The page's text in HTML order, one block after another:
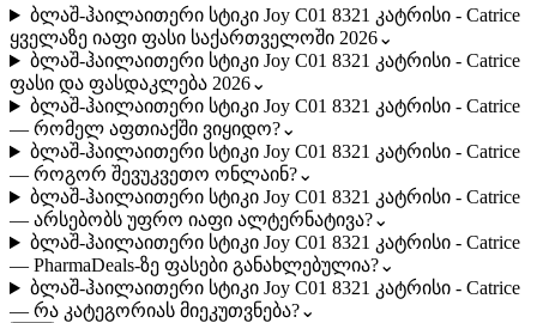
ბლაშ-ჰაილაითერი სტიკი Joy C01 8321 კატრისი - Catrice
ყველაზე იაფი ფასი საქართველოში 2026⌄
ბლაშ-ჰაილაითერი სტიკი Joy C01 8321 კატრისი - Catrice
ფასი და ფასდაკლება 2026⌄
ბლაშ-ჰაილაითერი სტიკი Joy C01 8321 კატრისი - Catrice
— რომელ აფთიაქში ვიყიდო?⌄
ბლაშ-ჰაილაითერი სტიკი Joy C01 8321 კატრისი - Catrice
— როგორ შევუკვეთო ონლაინ?⌄
ბლაშ-ჰაილაითერი სტიკი Joy C01 8321 კატრისი - Catrice
— არსებობს უფრო იაფი ალტერნატივა?⌄
ბლაშ-ჰაილაითერი სტიკი Joy C01 8321 კატრისი - Catrice
— PharmaDeals-ზე ფასები განახლებულია?⌄
ბლაშ-ჰაილაითერი სტიკი Joy C01 8321 კატრისი - Catrice
— რა კატეგორიას მიეკუთვნება?⌄